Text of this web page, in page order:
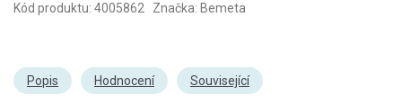
Kód produktu: 4005862 Značka: Bemeta
Popis Hodnocení Související